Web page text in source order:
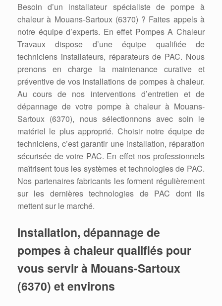
Besoin d’un installateur spécialiste de pompe à
chaleur à Mouans-Sartoux (6370) ? Faites appels à
notre équipe d’experts. En effet Pompes A Chaleur
Travaux dispose d’une équipe qualifiée de
techniciens installateurs, réparateurs de PAC. Nous
prenons en charge la maintenance curative et
préventive de vos installations de pompes à chaleur.
Au cours de nos interventions d’entretien et de
dépannage de votre pompe à chaleur à Mouans-
Sartoux (6370), nous sélectionnons avec soin le
matériel le plus approprié. Choisir notre équipe de
techniciens, c’est garantir une installation, réparation
sécurisée de votre PAC. En effet nos professionnels
maîtrisent tous les systèmes et technologies de PAC.
Nos partenaires fabricants les forment régulièrement
sur les dernières technologies de PAC dont ils
mettent sur le marché.
Installation, dépannage de
pompes à chaleur qualifiés pour
vous servir à Mouans-Sartoux
(6370) et environs